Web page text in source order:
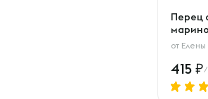
Перец
от Елены
415 /